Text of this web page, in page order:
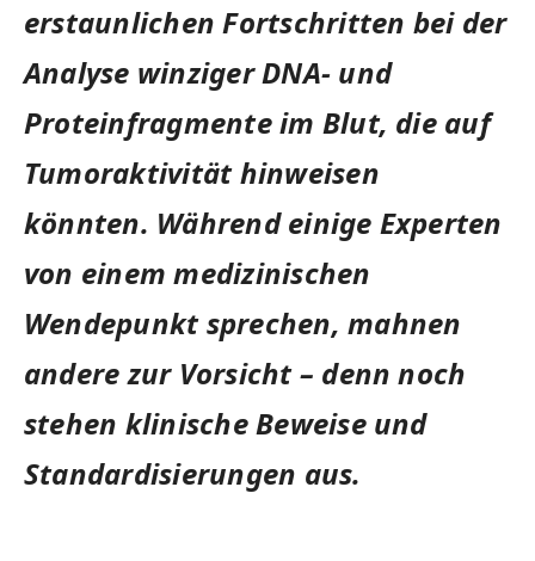
erstaunlichen Fortschritten bei der
Analyse winziger DNA- und
Proteinfragmente im Blut, die auf
Tumoraktivität hinweisen
könnten. Während einige Experten
von einem medizinischen
Wendepunkt sprechen, mahnen
andere zur Vorsicht – denn noch
stehen klinische Beweise und
Standardisierungen aus.